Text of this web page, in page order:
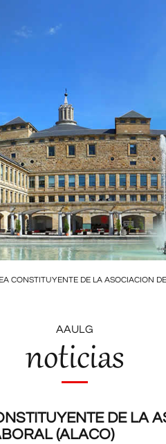
CONSTITUYENTE DE LA ASOCIACION
AAULG
noticias
DE LA
(ALACO)